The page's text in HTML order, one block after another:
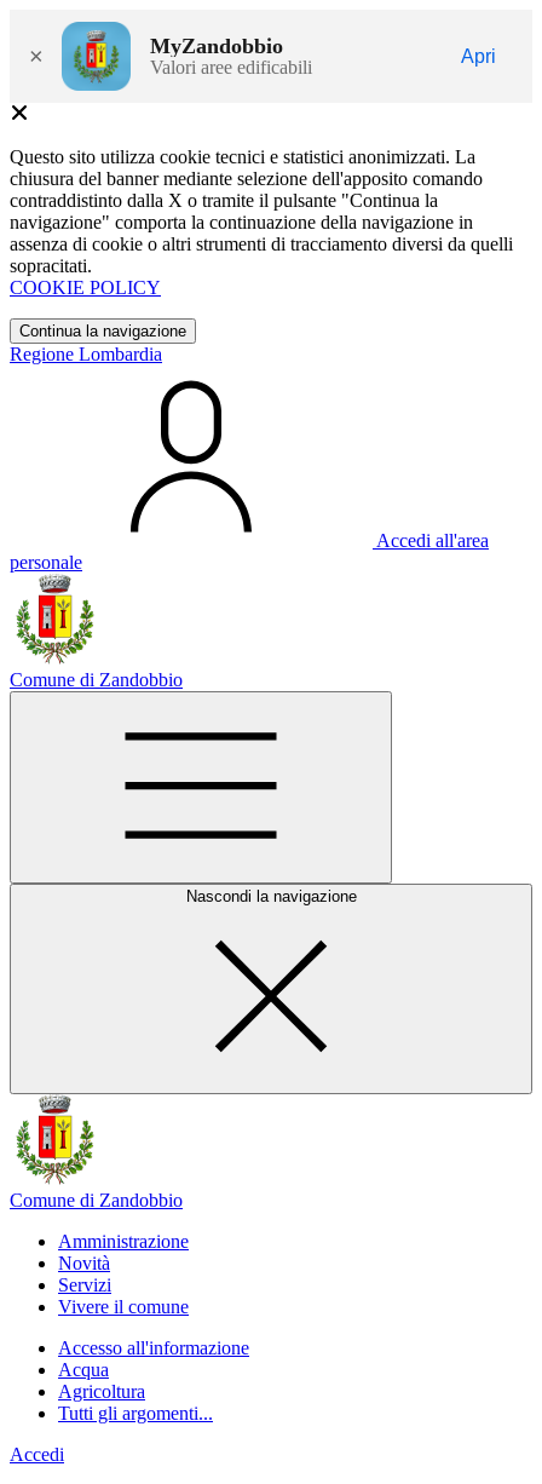
× MyZandobbio
Valori aree edificabili
Apri
Questo sito utilizza cookie tecnici e statistici anonimizzati. La
chiusura del banner mediante selezione dell'apposito comando
contraddistinto dalla X o tramite il pulsante "Continua la
navigazione" comporta la continuazione della navigazione in
assenza di cookie o altri strumenti di tracciamento diversi da quelli
sopracitati.
COOKIE POLICY
Continua la navigazione
Regione Lombardia
Accedi all'area
personale
Comune di Zandobbio
Nascondi la navigazione
Comune di Zandobbio
Amministrazione
Novità
Servizi
Vivere il comune
Accesso all'informazione
Acqua
Agricoltura
Tutti gli argomenti...
Accedi